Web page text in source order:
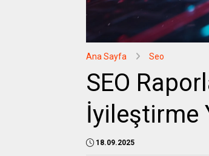
Ana Sayfa Seo
SEO
İyileştirme
18.09.2025